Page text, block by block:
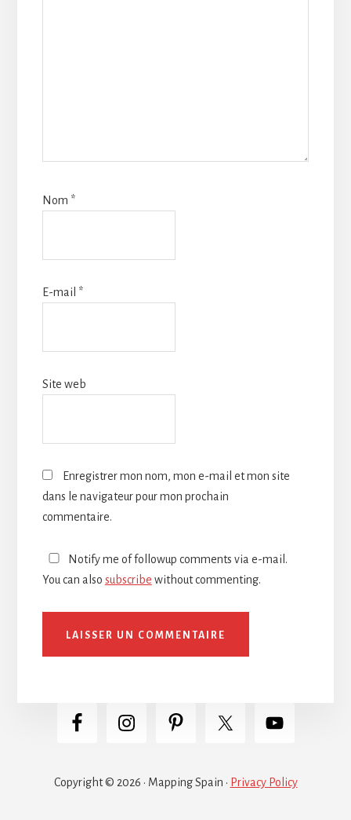
Nom *
E-mail *
Site web
Enregistrer mon nom, mon e-mail et mon site
dans le navigateur pour mon prochain
commentaire.
Notify me of followup comments via e-mail.
You can also subscribe without commenting.
Copyright © 2026 · Mapping Spain · Privacy Policy